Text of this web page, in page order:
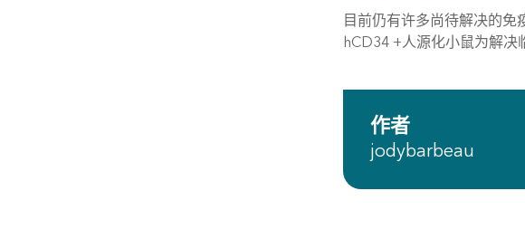
目前仍有许多尚待解决的
hCD34 +人源化小鼠为解决
作者
jodybarbeau